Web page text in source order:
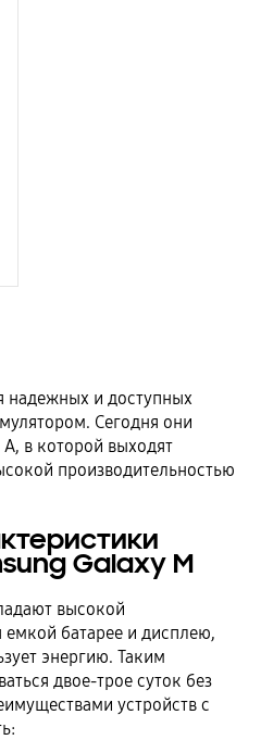
надежных и доступных
Сегодня они
в которой выходят
производительностью
Galaxy M
высокой
батарее и дисплею,
энергию. Таким
двое-трое суток без
устройств с